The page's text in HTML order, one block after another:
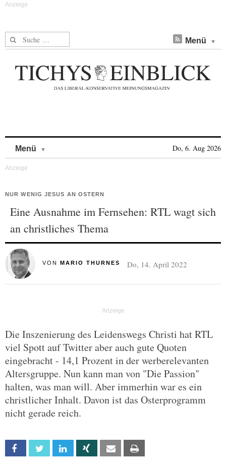
Suche nach: Menü
Menü Do, 6. Aug 2026
NUR WENIG JESUS AN OSTERN
Eine Ausnahme im Fernsehen: RTL wagt sich
an christliches Thema
VON MARIO THURNES Do, 14. April 2022
Die Inszenierung des Leidenswegs Christi hat RTL
viel Spott auf Twitter aber auch gute Quoten
eingebracht - 14,1 Prozent in der werberelevanten
Altersgruppe. Nun kann man von "Die Passion"
halten, was man will. Aber immerhin war es ein
christlicher Inhalt. Davon ist das Osterprogramm
nicht gerade reich.
Facebook Twitter Linkedin Xing Email